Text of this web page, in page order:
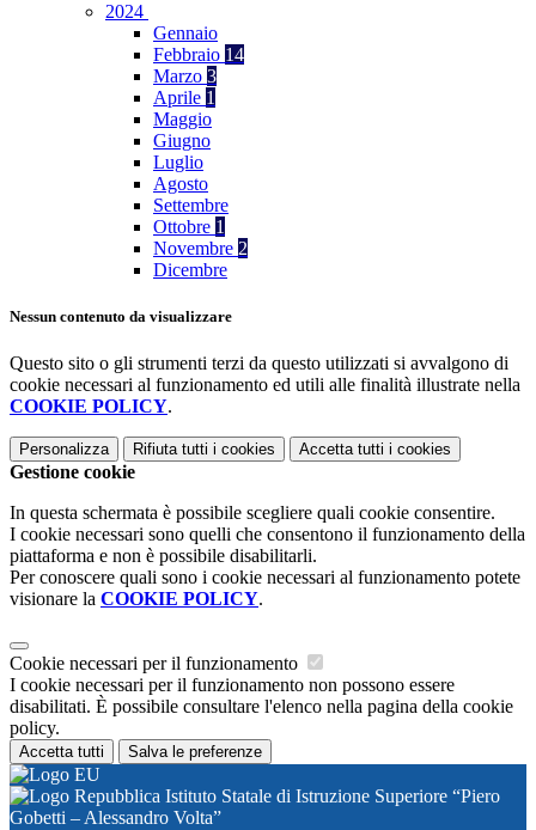
2024
Gennaio
Febbraio 14
Marzo 3
Aprile 1
Maggio
Giugno
Luglio
Agosto
Settembre
Ottobre 1
Novembre 2
Dicembre
Nessun contenuto da visualizzare
Questo sito o gli strumenti terzi da questo utilizzati si avvalgono di
cookie necessari al funzionamento ed utili alle finalità illustrate nella
COOKIE POLICY.
Personalizza Rifiuta tutti i cookies Accetta tutti i cookies
Gestione cookie
In questa schermata è possibile scegliere quali cookie consentire.
I cookie necessari sono quelli che consentono il funzionamento della
piattaforma e non è possibile disabilitarli.
Per conoscere quali sono i cookie necessari al funzionamento potete
visionare la COOKIE POLICY.
Cookie necessari per il funzionamento
I cookie necessari per il funzionamento non possono essere
disabilitati. È possibile consultare l'elenco nella pagina della cookie
policy.
Accetta tutti Salva le preferenze
Istituto Statale di Istruzione Superiore “Piero
Gobetti – Alessandro Volta”